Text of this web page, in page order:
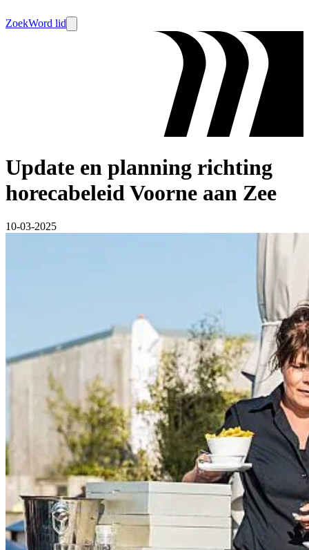
ZoekWord lid
Update en planning richting
horecabeleid Voorne aan Zee
10-03-2025